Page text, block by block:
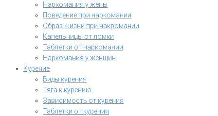
Наркомания у жены
Поведение при наркомании
Образ жизни при накромании
Капельницы от ломки
Таблетки от наркомании
Наркомания у женщин
Курение
Виды курения
Тяга к курению
Зависимость от курения
Таблетки от курения